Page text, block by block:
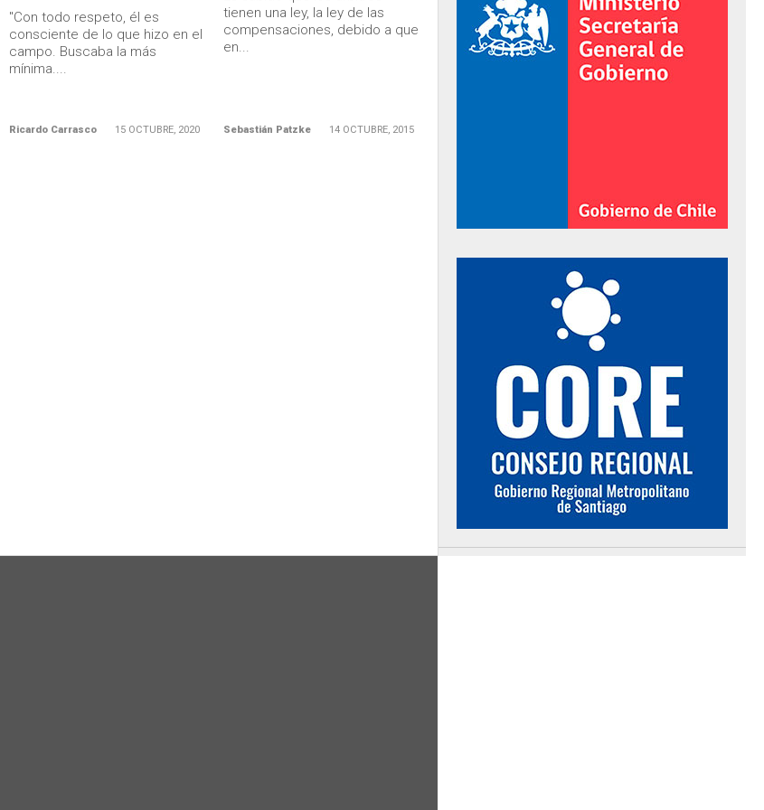
"Con todo respeto, él es
consciente de lo que hizo en el
campo. Buscaba la más
mínima....
Ricardo Carrasco 15 OCTUBRE, 2020
tienen una ley, la ley de las
compensaciones, debido a que
en...
Sebastián Patzke 14 OCTUBRE, 2015